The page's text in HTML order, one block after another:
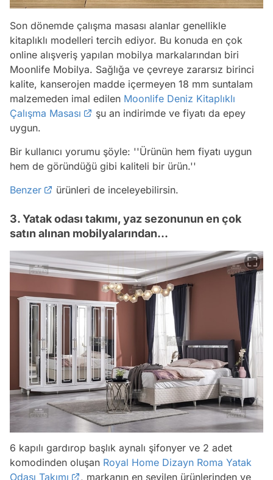
Son dönemde çalışma masası alanlar genellikle
kitaplıklı modelleri tercih ediyor. Bu konuda en çok
online alışveriş yapılan mobilya markalarından biri
Moonlife Mobilya. Sağlığa ve çevreye zararsız birinci
kalite, kanserojen madde içermeyen 18 mm suntalam
malzemeden imal edilen Moonlife Deniz Kitaplıklı
Çalışma Masası
şu an indirimde ve fiyatı da epey
uygun.
Bir kullanıcı yorumu şöyle: ''Ürünün hem fiyatı uygun
hem de göründüğü gibi kaliteli bir ürün.''
Benzer
ürünleri de inceleyebilirsin.
3. Yatak odası takımı, yaz sezonunun en çok
satın alınan mobilyalarından...
6 kapılı gardırop başlık aynalı şifonyer ve 2 adet
komodinden oluşan Royal Home Dizayn Roma Yatak
Odası Takımı
, markanın en sevilen ürünlerinden ve